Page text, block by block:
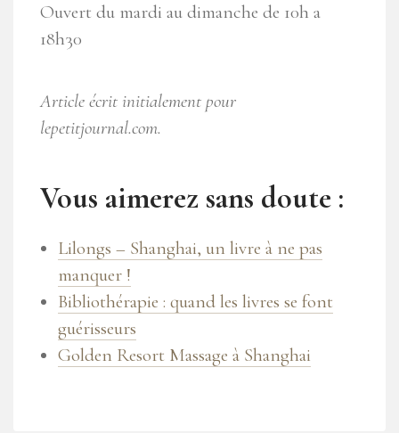
Ouvert du mardi au dimanche de 10h a
18h30
Article écrit initialement pour
lepetitjournal.com.
Vous aimerez sans doute :
Lilongs – Shanghai, un livre à ne pas
manquer !
Bibliothérapie : quand les livres se font
guérisseurs
Golden Resort Massage à Shanghai